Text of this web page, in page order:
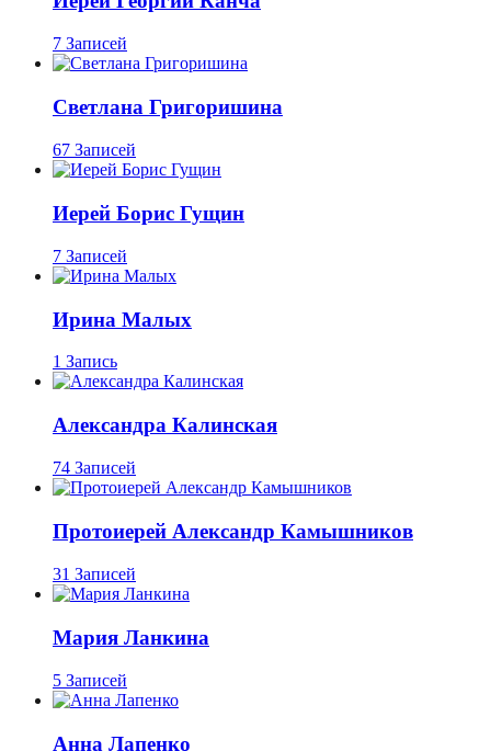
7 Записей
Светлана Григоришина
67 Записей
Иерей Борис Гущин
7 Записей
Ирина Малых
1 Запись
Александра Калинская
74 Записей
Протоиерей Александр Камышников
31 Записей
Мария Ланкина
5 Записей
Анна Лапенко